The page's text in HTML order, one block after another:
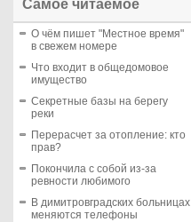
Самое читаемое
О чём пишет "Местное время"
в свежем номере
Что входит в общедомовое
имущество
Секретные базы на берегу
реки
Перерасчет за отопление: кто
прав?
Покончила с собой из-за
ревности любимого
В димитровградских больницах
меняются телефоны